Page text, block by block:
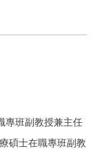
專班副教授兼主任
碩士在職專班副教